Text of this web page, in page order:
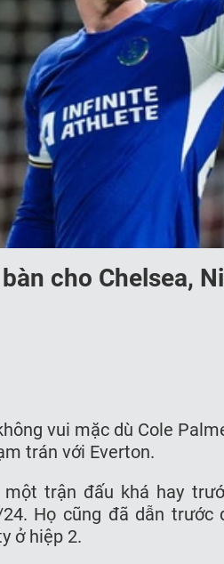
cho Chelsea,
vui mặc dù Cole
trán với Everton.
một trận đấu khá hay
Họ cũng đã dẫn
ở hiệp 2.